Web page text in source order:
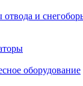
и
оборудование